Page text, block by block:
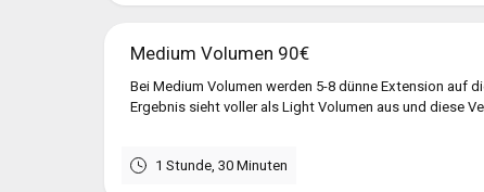
Medium Volumen 90€
Bei Medium Volumen werden 5-8 dünne Extension auf
Ergebnis sieht voller als Light Volumen aus und diese
1 Stunde, 30 Minuten